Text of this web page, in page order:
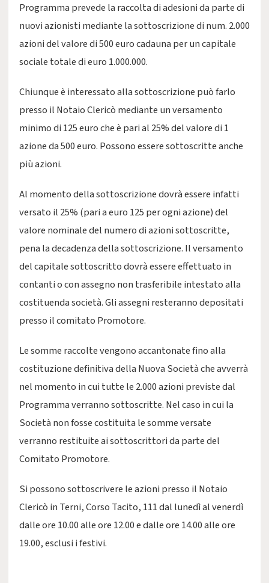
Programma prevede la raccolta di adesioni da parte di
nuovi azionisti mediante la sottoscrizione di num. 2.000
azioni del valore di 500 euro cadauna per un capitale
sociale totale di euro 1.000.000.
Chiunque è interessato alla sottoscrizione può farlo
presso il Notaio Clericò mediante un versamento
minimo di 125 euro che è pari al 25% del valore di 1
azione da 500 euro. Possono essere sottoscritte anche
più azioni.
Al momento della sottoscrizione dovrà essere infatti
versato il 25% (pari a euro 125 per ogni azione) del
valore nominale del numero di azioni sottoscritte,
pena la decadenza della sottoscrizione. Il versamento
del capitale sottoscritto dovrà essere effettuato in
contanti o con assegno non trasferibile intestato alla
costituenda società. Gli assegni resteranno depositati
presso il comitato Promotore.
Le somme raccolte vengono accantonate fino alla
costituzione definitiva della Nuova Società che avverrà
nel momento in cui tutte le 2.000 azioni previste dal
Programma verranno sottoscritte. Nel caso in cui la
Società non fosse costituita le somme versate
verranno restituite ai sottoscrittori da parte del
Comitato Promotore.
Si possono sottoscrivere le azioni presso il Notaio
Clericò in Terni, Corso Tacito, 111 dal lunedì al venerdì
dalle ore 10.00 alle ore 12.00 e dalle ore 14.00 alle ore
19.00, esclusi i festivi.